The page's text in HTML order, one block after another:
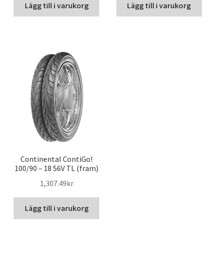
Lägg till i varukorg Lägg till i varukorg
Continental ContiGo!
100/90 – 18 56V TL (fram)
1,307.49kr
Lägg till i varukorg